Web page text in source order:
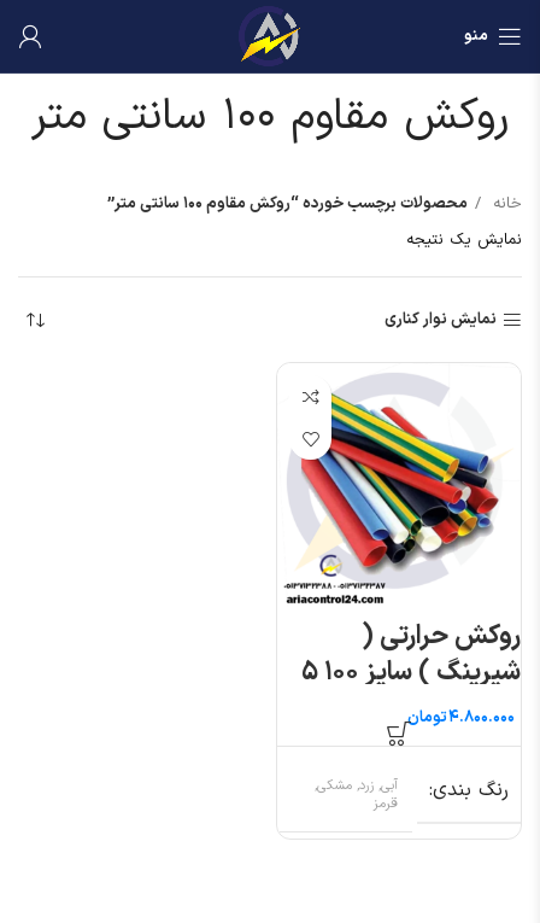
منو
روکش مقاوم ۱۰۰ سانتی متر
خانه
محصولات برچسب خورده “روکش مقاوم ۱۰۰ سانتی متر”
نمایش یک نتیجه
نمایش نوار کناری
روکش حرارتی (
شیرینگ ) سایز ۱۰۰ ۵
متری
تومان
رنگ بندی
آبی, زرد, مشکی,
قرمز